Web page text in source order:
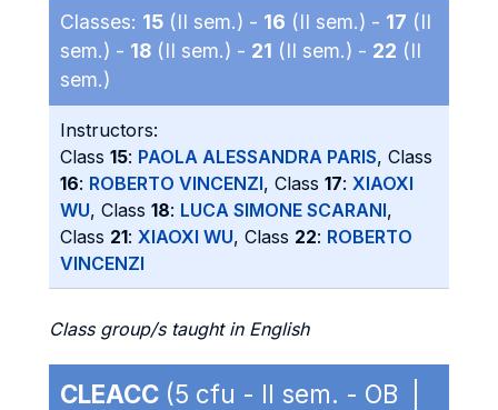
Classes: 15 (II sem.) - 16 (II sem.) - 17 (II
sem.) - 18 (II sem.) - 21 (II sem.) - 22 (II
sem.)
Instructors:
Class 15: PAOLA ALESSANDRA PARIS, Class
16: ROBERTO VINCENZI, Class 17: XIAOXI
WU, Class 18: LUCA SIMONE SCARANI,
Class 21: XIAOXI WU, Class 22: ROBERTO
VINCENZI
Class group/s taught in English
CLEACC (5 cfu - II sem. - OB |